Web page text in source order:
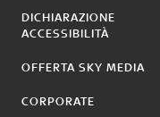
DICHIARAZIONE
ACCESSIBILITÀ
OFFERTA SKY MEDIA
CORPORATE